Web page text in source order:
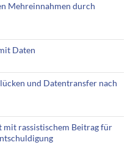
Mehreinnahmen durch
Daten
und Datentransfer nach
mit rassistischem Beitrag für